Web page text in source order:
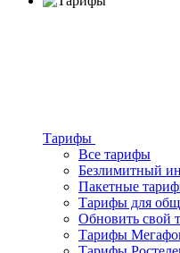
Тарифы
Все тарифы
Безлимитный
Пакетные
Тарифы для
Обновить свой
Тарифы